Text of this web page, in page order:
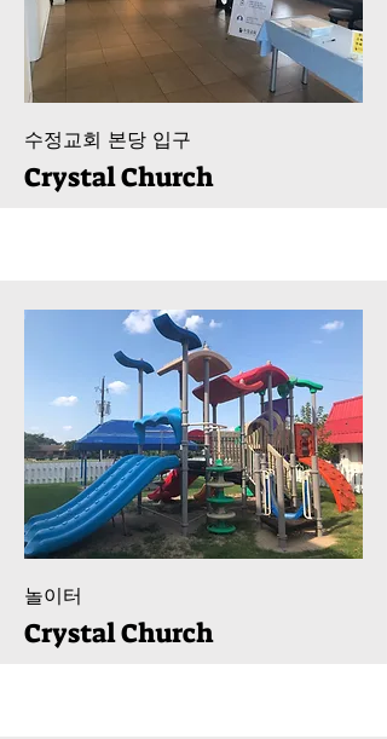
​수정교회 본당 입구
Crystal Church
놀이터
Crystal Church